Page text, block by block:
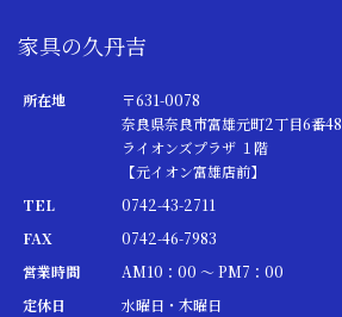
家具の久丹吉
所在地
〒631-0078
奈良県奈良市富雄元町2丁目6番48
ライオンズプラザ １階
【元イオン富雄店前】
TEL
0742-43-2711
FAX
0742-46-7983
営業時間
AM10：00 ～ PM7：00
定休日
水曜日・木曜日